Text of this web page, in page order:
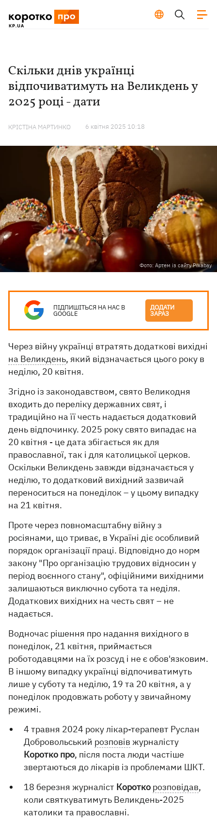
Скільки днів українці
відпочиватимуть на Великдень у
2025 році - дати
КРІСТІНА МАРТИНКО 6 квiтня 2025 10:18
Фото: Артем із сайту Pixabay
ПІДПИШІТЬСЯ НА НАС В
GOOGLE
ДОДАТИ
ЗАРАЗ
Через війну українці втратять додаткові вихідні
на Великдень, який відзначається цього року в
неділю, 20 квітня.
Згідно із законодавством, свято Великодня
входить до переліку державних свят, і
традиційно на її честь надається додатковий
день відпочинку. 2025 року свято випадає на
20 квітня - це дата збігається як для
православної, так і для католицької церков.
Оскільки Великдень завжди відзначається у
неділю, то додатковий вихідний зазвичай
переноситься на понеділок – у цьому випадку
на 21 квітня.
Проте через повномасштабну війну з
росіянами, що триває, в Україні діє особливий
порядок організації праці. Відповідно до норм
закону "Про організацію трудових відносин у
період воєнного стану", офіційними вихідними
залишаються виключно субота та неділя.
Додаткових вихідних на честь свят – не
надається.
Водночас рішення про надання вихідного в
понеділок, 21 квітня, приймається
роботодавцями на їх розсуд і не є обов'язковим.
В іншому випадку українці відпочиватимуть
лише у суботу та неділю, 19 та 20 квітня, а у
понеділок продовжать роботу у звичайному
режимі.
4 травня 2024 року лікар-терапевт Руслан
Добровольський розповів журналісту
Коротко про, після поста люди частіше
звертаються до лікарів із проблемами ШКТ.
18 березня журналіст Коротко розповідав,
коли святкуватимуть Великдень-2025
католики та православні.